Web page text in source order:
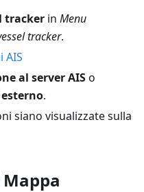
tracker in Menu
tracker.
AIS
al server AISo
.
siano visualizzate sulla